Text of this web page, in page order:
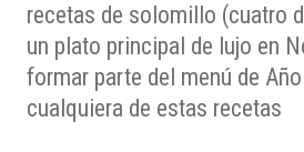
recetas de solomillo (cuatro
un plato principal de lujo en
formar parte del menú de
cualquiera de estas recetas